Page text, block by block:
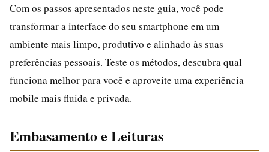
Com os passos apresentados neste guia, você pode
transformar a interface do seu smartphone em um
ambiente mais limpo, produtivo e alinhado às suas
preferências pessoais. Teste os métodos, descubra qual
funciona melhor para você e aproveite uma experiência
mobile mais fluida e privada.
Embasamento e Leituras